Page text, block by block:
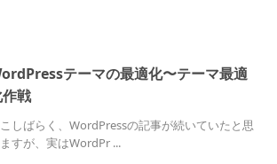
テーマの最適化〜テーマ最適
戦
しばらく、WordPressの記事が続いていたと思
すが、実はWordPr ...